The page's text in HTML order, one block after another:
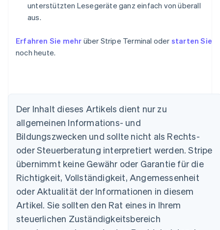
unterstützten Lesegeräte ganz einfach von überall
aus.
Erfahren Sie mehr über Stripe Terminal oder starten Sie
noch heute.
Der Inhalt dieses Artikels dient nur zu
allgemeinen Informations- und
Bildungszwecken und sollte nicht als Rechts-
oder Steuerberatung interpretiert werden. Stripe
übernimmt keine Gewähr oder Garantie für die
Richtigkeit, Vollständigkeit, Angemessenheit
oder Aktualität der Informationen in diesem
Artikel. Sie sollten den Rat eines in Ihrem
steuerlichen Zuständigkeitsbereich
Australien
English
Belgien
Nederlands Français DeutschEnglish
Brasilien
Bulgarien
English
Dänemark
English